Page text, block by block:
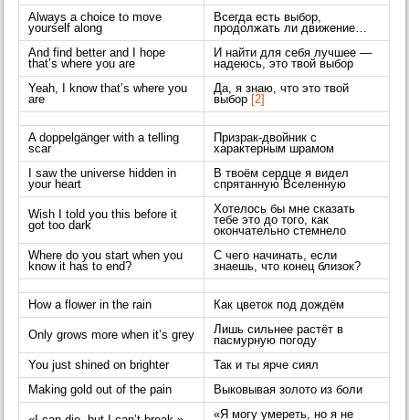
Always a choice to move
yourself along
Всегда есть выбор,
продолжать ли движение…
And find better and I hope
that’s where you are
И найти для себя лучшее —
надеюсь, это твой выбор
Yeah, I know that’s where you
are
Да, я знаю, что это твой
выбор [2]
A doppelgänger with a telling
scar
Призрак-двойник с
характерным шрамом
I saw the universe hidden in
your heart
В твоём сердце я видел
спрятанную Вселенную
Wish I told you this before it
got too dark
Хотелось бы мне сказать
тебе это до того, как
окончательно стемнело
Where do you start when you
know it has to end?
С чего начинать, если
знаешь, что конец близок?
How a flower in the rain Как цветок под дождём
Only grows more when it’s grey
Лишь сильнее растёт в
пасмурную погоду
You just shined on brighter
Так и ты ярче сиял
Making gold out of the pain
Выковывая золото из боли
«Я могу умереть, но я не